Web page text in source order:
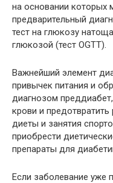
на основании которых
предварительный
тест на глюкозу
глюкозой (тест OGTT).
Важнейший элемент
привычек питания и
диагнозом
крови и
диеты и занятия
приобрести
препараты для
Если заболевание уже